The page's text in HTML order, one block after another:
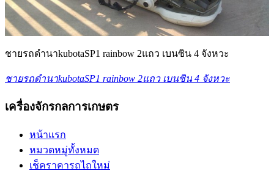
ชายรถดำนาkubotaSP1 rainbow 2แถว เบนซิน 4 จังหวะ
ชายรถดำนาkubotaSP1 rainbow 2แถว เบนซิน 4 จังหวะ
เครื่องจักรกลการเกษตร
หน้าแรก
หมวดหมู่ทั้งหมด
เช็คราคารถไถใหม่